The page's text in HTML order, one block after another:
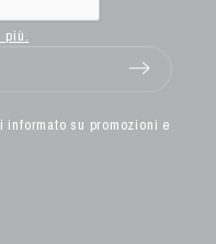
più.
su promozioni e